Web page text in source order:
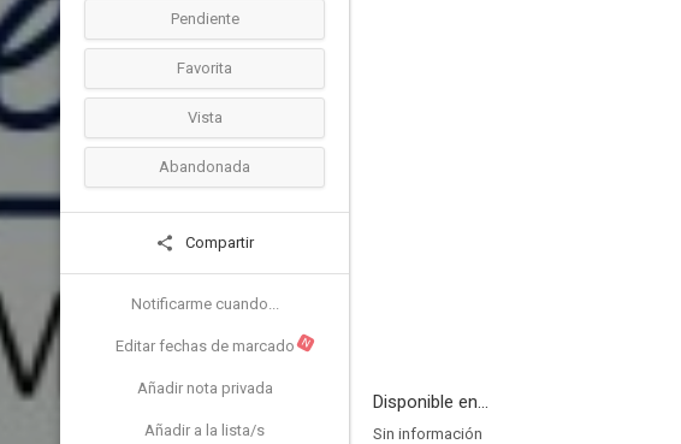
Pendiente
Favorita
Vista
Abandonada
Compartir
Notificarme cuando...
Editar fechas de marcado N
Añadir nota privada
Añadir a la lista/s
Disponible en...
Sin información